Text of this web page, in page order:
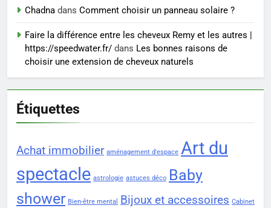
Chadna dans Comment choisir un panneau solaire ?
Faire la différence entre les cheveux Remy et les autres |
https://speedwater.fr/ dans Les bonnes raisons de
choisir une extension de cheveux naturels
Étiquettes
Achat immobilier aménagement d'espace Art du
spectacle astrologie astuces déco Baby
shower Bien-être mental Bijoux et accessoires Cabinet